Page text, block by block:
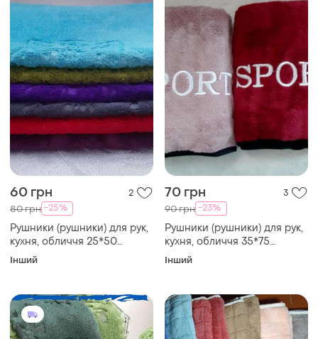
60 грн 2
80 грн -25%
Рушники (рушники) для рук,
кухня, обличчя 25*50
мікрофібра червоний,
Інший
70 грн 3
90 грн -23%
Рушники (рушники) для рук,
кухня, обличчя 35*75
мікрофібра махра рожевий,
Інший